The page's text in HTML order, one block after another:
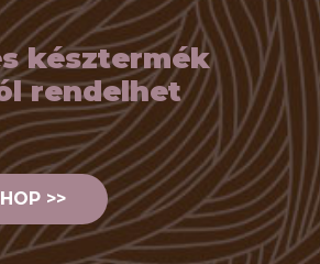
késztermék
rendelhet
>>